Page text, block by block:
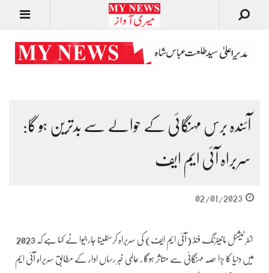
آئندہ برس مہنگائی کے حوالے سے بدترین ہو گا:
سربراہ آئی ایم ایف
02/01/2023
انٹر نیشنل مانیٹرنگ فنڈ (آئی ایم ایف) کی سربراہ کرسٹلینا جارجیوا نے کہا ہے کہ 2023
میں دنیا کا بڑا حصہ مہنگائی سے متاثر ہوگا۔عالمی خبر رساں ادار کے مطابق سربراہ آئی ایم